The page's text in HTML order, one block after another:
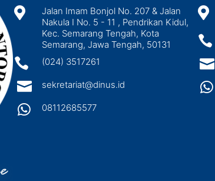

Jalan Imam Bonjol No. 207 & Jalan
Nakula I No. 5 - 11 , Pendrikan Kidul,
Kec. Semarang Tengah, Kota
Semarang, Jawa Tengah, 50131
 (024) 3517261
 sekretariat@dinus.id
 08112685577



